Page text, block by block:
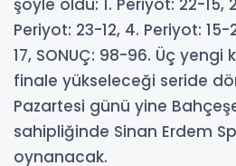
Periyot: 23-12, 4. Periyot:
17, SONUÇ: 98-96. Üç yengi
finale yükseleceği seride
Pazartesi günü yine
sahipliğinde Sinan Erdem
oynanacak.